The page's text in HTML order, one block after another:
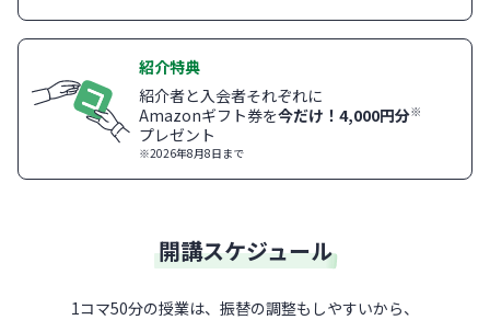
紹介特典
紹介者と入会者それぞれに
Amazonギフト券を今だけ！4,000円分※
プレゼント
※2026年8月8日まで
開講スケジュール
1コマ50分の授業は、振替の調整もしやすいから、